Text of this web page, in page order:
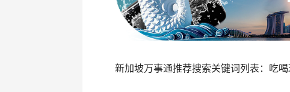
新加坡万事通推荐搜索关键词列表：吃